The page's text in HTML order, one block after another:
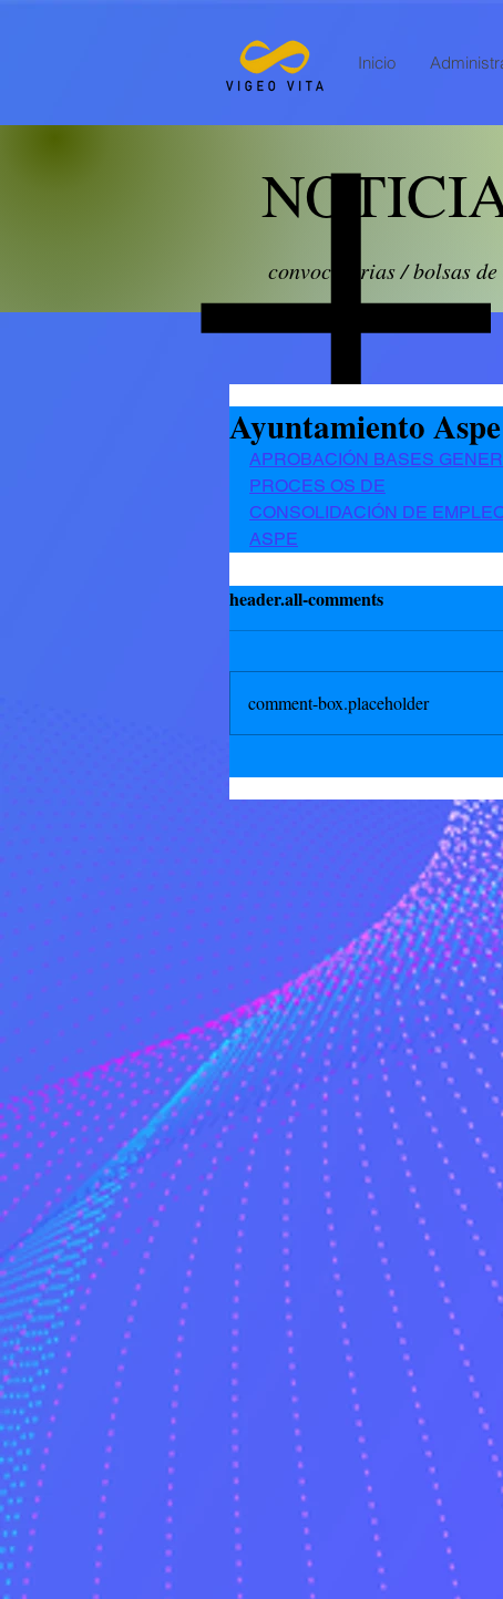
Inicio
convocatorias / bolsas de
Ayuntamiento Aspe
APROBACIÓN BASES
PROCES OS DE
CONSOLIDACIÓN DE
ASPE
header.all-comments
comment-box.placeholder